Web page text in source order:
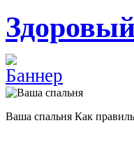
Ваша спальня Как